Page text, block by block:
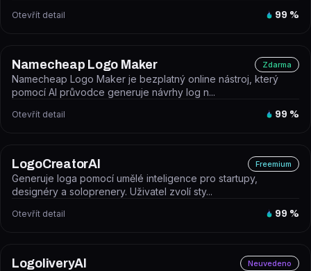
Otevřít detail 99 %
Namecheap Logo Maker Zdarma
Namecheap Logo Maker je bezplatný online nástroj, který
pomocí AI průvodce generuje návrhy log n...
Otevřít detail 99 %
LogoCreatorAI Freemium
Generuje loga pomocí umělé inteligence pro startupy,
designéry a soloprenery. Uživatel zvolí sty...
Otevřít detail 99 %
LogoliveryAI Neuvedeno